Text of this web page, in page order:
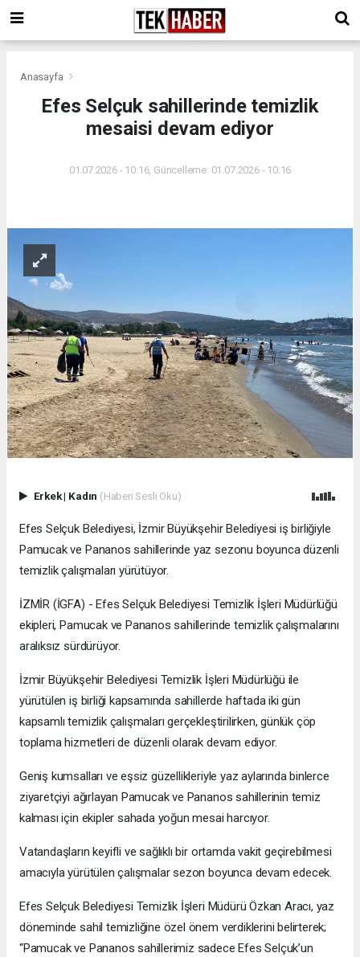
Anasayfa
Efes Selçuk sahillerinde temizlik
mesaisi devam ediyor
01.07.2026 - 10:16, Güncelleme: 01.07.2026 - 10:16
Erkek| Kadın (Haberi Sesli Oku)
Efes Selçuk Belediyesi, İzmir Büyükşehir Belediyesi iş birliğiyle
Pamucak ve Pananos sahillerinde yaz sezonu boyunca düzenli
temizlik çalışmaları yürütüyor.
İZMİR (İGFA) - Efes Selçuk Belediyesi Temizlik İşleri Müdürlüğü
ekipleri, Pamucak ve Pananos sahillerinde temizlik çalışmalarını
aralıksız sürdürüyor.
İzmir Büyükşehir Belediyesi Temizlik İşleri Müdürlüğü ile
yürütülen iş birliği kapsamında sahillerde haftada iki gün
kapsamlı temizlik çalışmaları gerçekleştirilirken, günlük çöp
toplama hizmetleri de düzenli olarak devam ediyor.
Geniş kumsalları ve eşsiz güzellikleriyle yaz aylarında binlerce
ziyaretçiyi ağırlayan Pamucak ve Pananos sahillerinin temiz
kalması için ekipler sahada yoğun mesai harcıyor.
Vatandaşların keyifli ve sağlıklı bir ortamda vakit geçirebilmesi
amacıyla yürütülen çalışmalar sezon boyunca devam edecek.
Efes Selçuk Belediyesi Temizlik İşleri Müdürü Özkan Aracı, yaz
döneminde sahil temizliğine özel önem verdiklerini belirterek;
“Pamucak ve Pananos sahillerimiz sadece Efes Selçuk’un